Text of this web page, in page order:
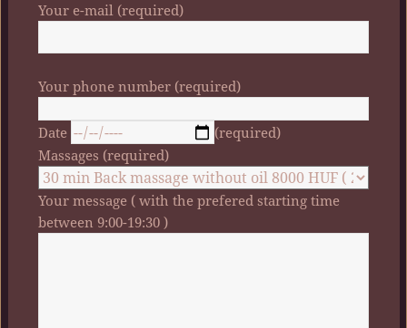
Your e-mail (required)
Your phone number (required)
Date
(required)
Massages (required)
Your message ( with the prefered starting time
between 9:00-19:30 )